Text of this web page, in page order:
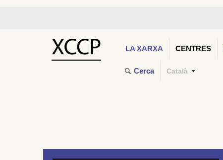
LA XARXA CENTRES
Cerca Català